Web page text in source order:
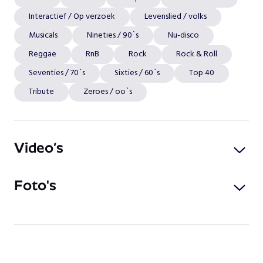
Interactief / Op verzoek
Levenslied / volks
Musicals
Nineties / 90`s
Nu-disco
Reggae
RnB Rock
Rock & Roll
Seventies / 70`s
Sixties / 60`s
Top 40
Tribute
Zeroes / oo`s
Video’s
Foto's